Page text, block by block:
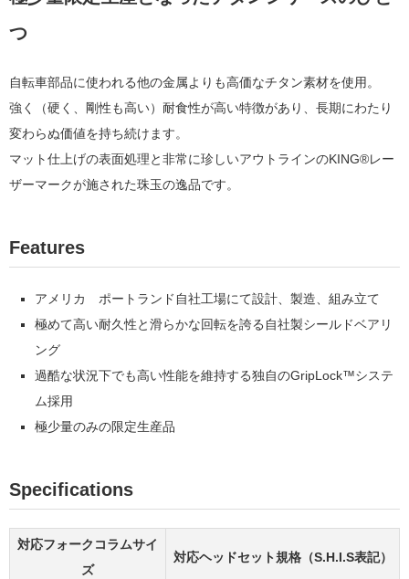
つ
自転車部品に使われる他の金属よりも高価なチタン素材を使用。
強く（硬く、剛性も高い）耐食性が高い特徴があり、長期にわたり
変わらぬ価値を持ち続けます。
マット仕上げの表面処理と非常に珍しいアウトラインのKING®レー
ザーマークが施された珠玉の逸品です。
Features
アメリカ ポートランド自社工場にて設計、製造、組み立て
極めて高い耐久性と滑らかな回転を誇る自社製シールドベアリ
ング
過酷な状況下でも高い性能を維持する独自のGripLock™システ
ム採用
極少量のみの限定生産品
Specifications
対応フォークコラムサイ
ズ
対応ヘッドセット規格（S.H.I.S表記）